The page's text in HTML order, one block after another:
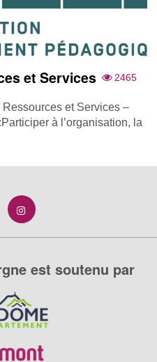
2465
et Services
Ressources et Services –
à l’organisation, la
est soutenu par